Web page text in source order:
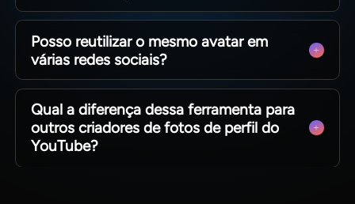
para criar avatares profissionais em minutos.
Tanto criadores individuais quanto marcas
conseguem criar fotos de perfil reconhecíveis
rapidamente. O Magiclight AI ajuda a economizar
recursos e manter a identidade visual da marca.
Posso reutilizar o mesmo avatar em
várias redes sociais?
Baixe a foto de perfil gerada no Magiclight AI e
use-a em diversos sites e plataformas. Mantenha
um visual padronizado no YouTube e em outras
redes.
Qual a diferença dessa ferramenta para
outros criadores de fotos de perfil do
YouTube?